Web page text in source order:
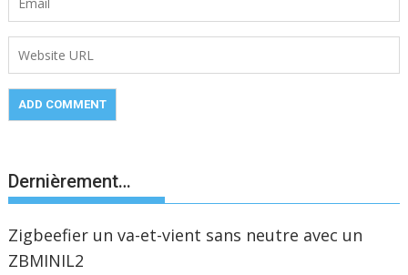
Dernièrement…
Zigbeefier un va-et-vient sans neutre avec un
ZBMINIL2